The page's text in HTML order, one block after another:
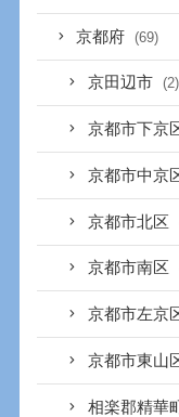
京都府 (69)
京田辺市 (2)
京都市下京
京都市中京
京都市北区
京都市南区
京都市左京
京都市東山
相楽郡精華